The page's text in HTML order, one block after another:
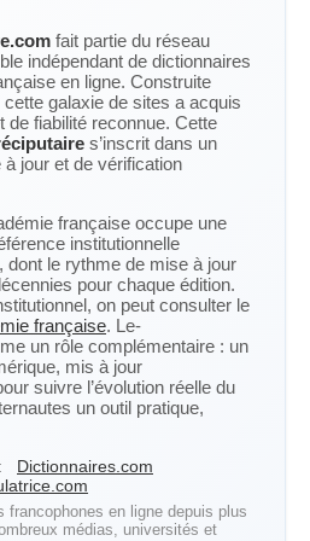
fait partie du réseau
indépendant de dictionnaires
en ligne. Construite
galaxie de sites a acquis
de fiabilité reconnue. Cette
s’inscrit dans un
jour et de vérification
française occupe une
institutionnelle
dont le rythme de mise à jour
pour chaque édition.
on peut consulter le
française. Le-
un rôle complémentaire : un
mis à jour
suivre l’évolution réelle du
un outil pratique,
Dictionnaires.com
francophones en ligne depuis plus
médias, universités et